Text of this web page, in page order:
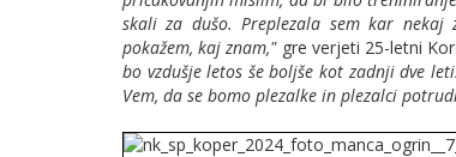
skali za dušo. Preplezala sem kar nekaj
pokažem, kaj znam," gre verjeti 25-letni
bo vzdušje letos še boljše kot zadnji dve
Vem, da se bomo plezalke in plezalci